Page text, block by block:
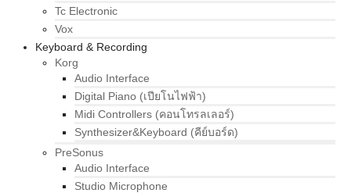
Tc Electronic
Vox
Keyboard & Recording
Korg
Audio Interface
Digital Piano (เปียโนไฟฟ้า)
Midi Controllers (คอนโทรลเลอร์)
Synthesizer&Keyboard (คีย์บอร์ด)
PreSonus
Audio Interface
Studio Microphone